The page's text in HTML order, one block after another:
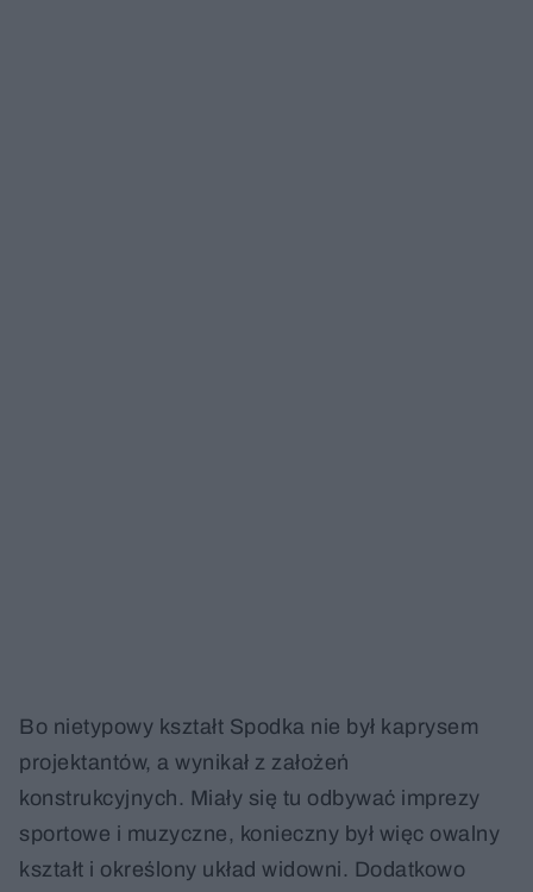
Bo nietypowy kształt Spodka nie był kaprysem
projektantów, a wynikał z założeń
konstrukcyjnych. Miały się tu odbywać imprezy
sportowe i muzyczne, konieczny był więc owalny
kształt i określony układ widowni. Dodatkowo